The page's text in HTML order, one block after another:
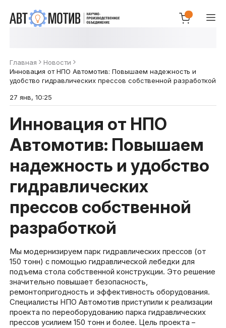
Главная
Новости
Инновация от НПО Автомотив: Повышаем надежность и
удобство гидравлических прессов собственной разработкой
27 янв, 10:25
Инновация от НПО
Автомотив: Повышаем
надежность и удобство
гидравлических
прессов собственной
разработкой
Мы модернизируем парк гидравлических прессов (от
150 тонн) с помощью гидравлической лебедки для
подъема стола собственной конструкции. Это решение
значительно повышает безопасность,
ремонтопригодность и эффективность оборудования.
Специалисты НПО Автомотив приступили к реализации
проекта по переоборудованию парка гидравлических
прессов усилием 150 тонн и более. Цель проекта –